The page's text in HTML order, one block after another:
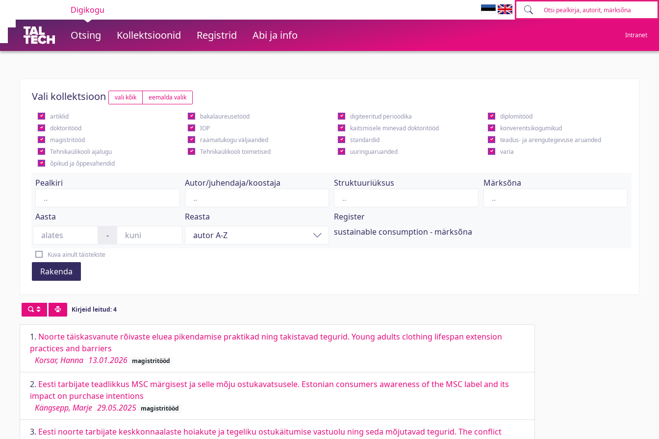
Digikogu
Otsing Kollektsioonid Registrid Abi ja info Intranet
Vali kollektsioon vali kõik eemalda valik
artiklid bakalaureusetööd digiteeritud perioodika
diplomitööd
doktoritööd
IOP kaitsmisele minevad doktoritööd
konverentsikogumikud
magistritööd
raamatukogu väljaanded standardid
teadus- ja arengutegevuse aruanded
Tehnikaülikooli ajalugu
Tehnikaülikooli toimetised uuringuaruanded
varia
õpikud ja õppevahendid
Pealkiri Autor/juhendaja/koostaja Struktuuriüksus Märksõna
Aasta
-
Reasta
Register
sustainable consumption - märksõna
Kuva ainult täistekste
Rakenda
Kirjeid leitud: 4
1. Noorte täiskasvanute rõivaste eluea pikendamise praktikad ning takistavad tegurid. Young adults clothing lifespan extension
practices and barriers
Korsar, Hanna 13.01.2026 magistritööd
2. Eesti tarbijate teadlikkus MSC märgisest ja selle mõju ostukavatsusele. Estonian consumers awareness of the MSC label and its
impact on purchase intentions
Kängsepp, Marje 29.05.2025 magistritööd
3. Eesti noorte tarbijate keskkonnaalaste hoiakute ja tegeliku ostukäitumise vastuolu ning seda mõjutavad tegurid. The conflict